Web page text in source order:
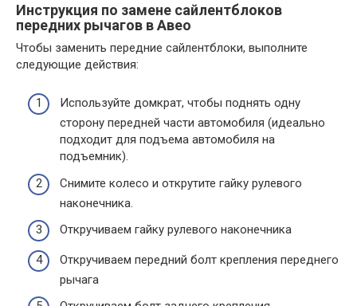
Инструкция по замене сайлентблоков
передних рычагов в Авео
Чтобы заменить передние сайлентблоки, выполните
следующие действия:
Используйте домкрат, чтобы поднять одну
сторону передней части автомобиля (идеально
подходит для подъема автомобиля на
подъемник).
Снимите колесо и открутите гайку рулевого
наконечника.
Откручиваем гайку рулевого наконечника
Откручиваем передний болт крепления переднего
рычага